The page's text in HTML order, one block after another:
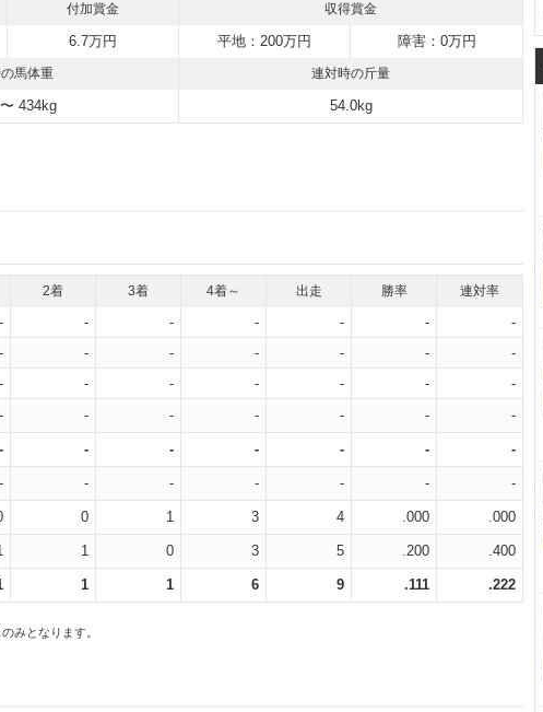
付加賞金 収得賞金
6.7万円 平地：200万円 障害：0万円
馬体重 連対時の斤量
434kg 54.0kg
2着 3着 4着～ 出走 勝率 連対率
- - - - - -
-
- - - - - -
-
- - - - - -
-
- - - - - - -
- - - - - - -
- - - - - - -
0 1 3 4 .000 .000
1 0 3 5 .200 .400
1 1 6 9 .111 .222
みとなります。